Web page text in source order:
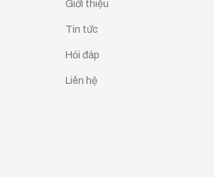
Giới thiệu
Tin tức
Hỏi đáp
Liên hệ